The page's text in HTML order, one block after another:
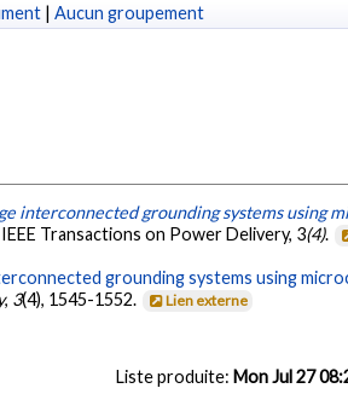
| Aucun groupement
interconnected grounding systems using
Transactions on Power Delivery, 3(4).
grounding systems using
, 3(4), 1545-1552. Lien externe
Liste produite: Mon Jul 27